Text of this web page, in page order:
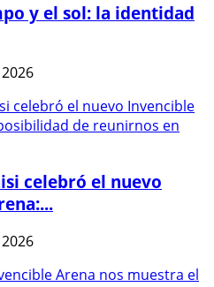
y el sol: la identidad
celebró el nuevo